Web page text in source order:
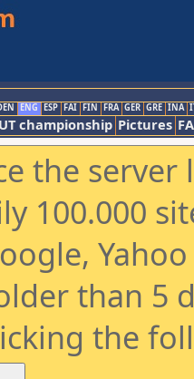
ENG ESP FAI FIN FRA GER GRE INA
championship Pictures
the
100.000
than 5
the